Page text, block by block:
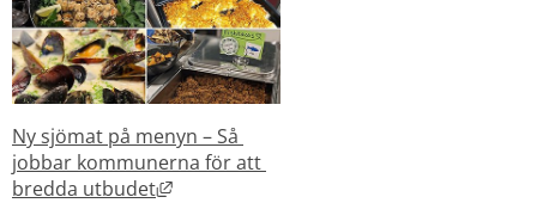
Ny sjömat på menyn – Så
jobbar kommunerna för att
bredda utbudet Länk till annan webbplats, öppnas i nytt